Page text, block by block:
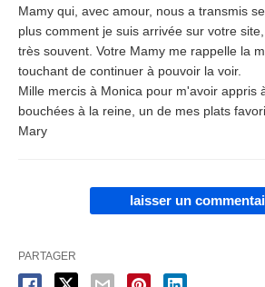
Mamy qui, avec amour, nous a transmis
plus comment je suis arrivée sur votre
très souvent. Votre Mamy me rappelle la
touchant de continuer à pouvoir la voir.
Mille mercis à Monica pour m'avoir appris
bouchées à la reine, un de mes plats
Mary
laisser un
PARTAGER